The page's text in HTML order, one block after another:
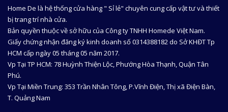
Home De là hệ thống cửa hàng " Sỉ lẻ" chuyên cung cấp vật tư và thiết
bị trang trí nhà cửa.
Bản quyền thuộc về sở hữu của Công ty TNHH Homede Việt Nam.
Giấy chứng nhận đăng ký kinh doanh số 0314388182 do Sở KHĐT Tp
HCM cấp ngày 05 tháng 05 năm 2017.
Vp Tại TP HCM: 78 Huỳnh Thiện Lộc, Phướng Hòa Thạnh, Quận Tân
Phú.
Vp Tại Miền Trung: 353 Trần Nhân Tông, P.Vĩnh Điện, Thị xã Điện Bàn,
T. Quảng Nam